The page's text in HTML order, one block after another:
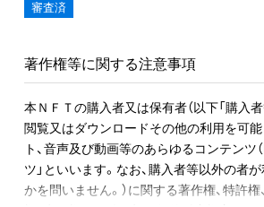
NFT作品名の冒頭に付加された、前半の数
坂本龍一」の場合は、1小節目の1音目のNFT
音源に関しては下記法則に沿っています。
1. 該当音の切り出しは、右手のトップノー
2. 音終わりが欠けてしまう該当音について
書き出しています。
3. 各小節のラストノート（最後の1音）は、
審査済
著作権等に関する注意事項
本ＮＦＴの購入者又は保有者（以下「購入者
閲覧又はダウンロードその他の利用を可能
ト、音声及び動画等のあらゆるコンテンツ
ツ」といいます。なお、購入者等以外の者
かを問いません。）に関する著作権、特許権